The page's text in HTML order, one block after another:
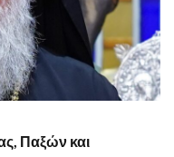
Παξών και